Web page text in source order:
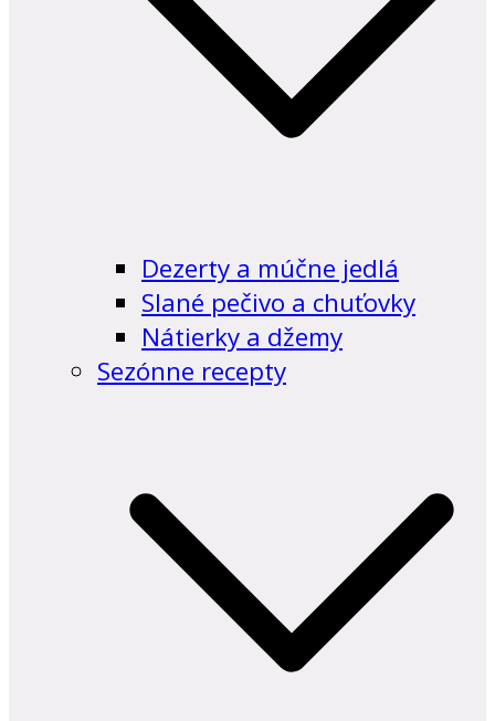
Dezerty a múčne jedlá
Slané pečivo a chuťovky
Nátierky a džemy
Sezónne recepty